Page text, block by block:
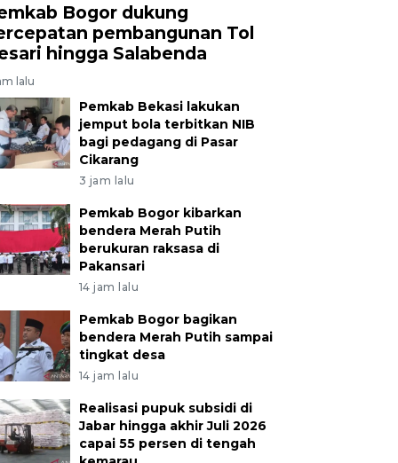
Bogor dukung
pembangunan Tol
hingga Salabenda
lalu
Pemkab Bekasi lakukan
jemput bola terbitkan NIB
bagi pedagang di Pasar
Cikarang
3 jam lalu
Pemkab Bogor kibarkan
bendera Merah Putih
berukuran raksasa di
Pakansari
14 jam lalu
Pemkab Bogor bagikan
bendera Merah Putih sampai
tingkat desa
14 jam lalu
Realisasi pupuk subsidi di
Jabar hingga akhir Juli 2026
capai 55 persen di tengah